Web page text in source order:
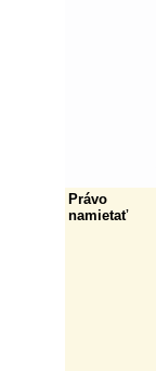
Právo
namietať